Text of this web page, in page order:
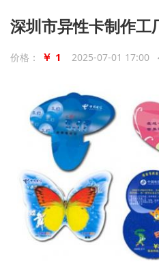
深圳市异性卡制作工
价格： ￥ 1 2025-07-01 17:00